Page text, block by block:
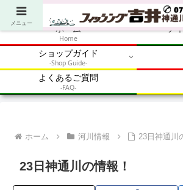
アウトドア・釣り・鮎・自然体験を加速
ホーム
Home
フ
ショップガイド
-Shop Guide-
よくあるご質問
-FAQ-
ホーム 河川情報 23日神通川
23日神通川の情報！
メニュー